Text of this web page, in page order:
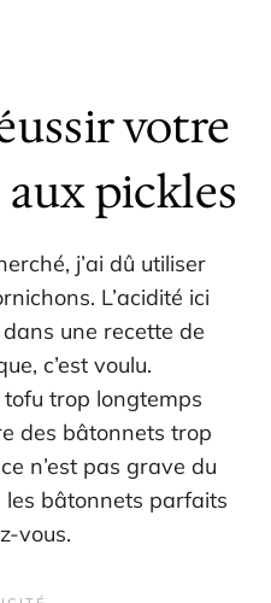
votre
pickles
j’ai dû utiliser
L’acidité ici
une recette de
c’est voulu.
trop longtemps
des bâtonnets trop
n’est pas grave du
les bâtonnets parfaits
vous.